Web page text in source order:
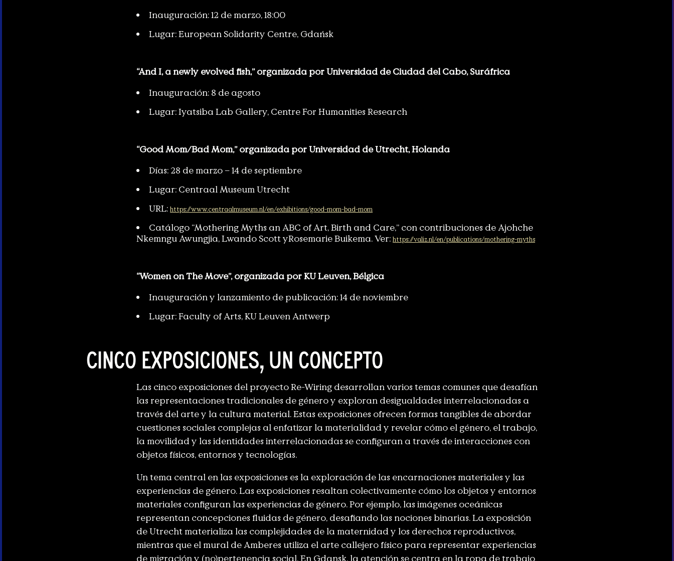
Inauguración: 12 de marzo, 18:00
Lugar: European Solidarity Centre, Gdańsk
“And I, a newly evolved fish,” organizada por Universidad de Ciudad del Cabo, Suráfrica
Inauguración: 8 de agosto
Lugar: Iyatsiba Lab Gallery, Centre For Humanities Research
“Good Mom/Bad Mom,” organizada por Universidad de Utrecht, Holanda
Días: 28 de marzo – 14 de septiembre
Lugar: Centraal Museum Utrecht
URL: https://www.centraalmuseum.nl/en/exhibitions/good-mom-bad-mom
Catálogo “Mothering Myths an ABC of Art, Birth and Care,” con contribuciones de Ajohche
Nkemngu Awungjia, Lwando Scott yRosemarie Buikema. Ver: https://valiz.nl/en/publications/mothering-myths
“Women on The Move”, organizada por KU Leuven, Bélgica
Inauguración y lanzamiento de publicación: 14 de noviembre
Lugar: Faculty of Arts, KU Leuven Antwerp
Cinco exposiciones, un concepto
Las cinco exposiciones del proyecto Re-Wiring desarrollan varios temas comunes que desafían
las representaciones tradicionales de género y exploran desigualdades interrelacionadas a
través del arte y la cultura material. Estas exposiciones ofrecen formas tangibles de abordar
cuestiones sociales complejas al enfatizar la materialidad y revelar cómo el género, el trabajo,
la movilidad y las identidades interrelacionadas se configuran a través de interacciones con
objetos físicos, entornos y tecnologías.
Un tema central en las exposiciones es la exploración de las encarnaciones materiales y las
experiencias de género. Las exposiciones resaltan colectivamente cómo los objetos y entornos
materiales configuran las experiencias de género. Por ejemplo, las imágenes oceánicas
representan concepciones fluidas de género, desafiando las nociones binarias. La exposición
de Utrecht materializa las complejidades de la maternidad y los derechos reproductivos,
mientras que el mural de Amberes utiliza el arte callejero físico para representar experiencias
de migración y (no)pertenencia social. En Gdansk, la atención se centra en la ropa de trabajo